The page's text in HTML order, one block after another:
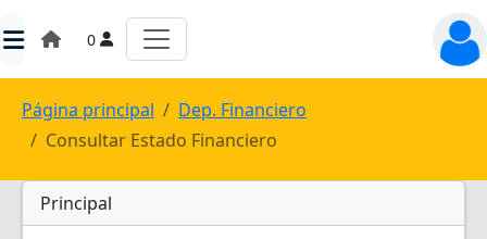
0
Página principal
Dep. Financiero
Consultar Estado Financiero
Principal